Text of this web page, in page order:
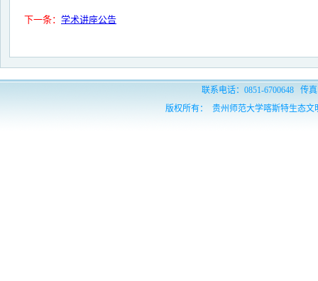
下一条： 学术讲座公告
联系电话：0851-6700648 传
版权所有： 贵州师范大学喀斯特生态文